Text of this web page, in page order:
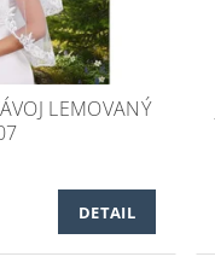
LEMOVANÝ
DETAIL